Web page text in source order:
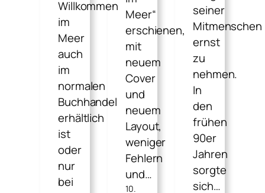
Willkommen
im
Meer
auch
im
normalen
Buchhandel
erhältlich
ist
oder
nur
bei
Meer“
erschienen,
mit
neuem
Cover
und
neuem
Layout,
weniger
Fehlern
und…
10.
seiner
Mitmenschen
ernst
zu
nehmen.
In
den
frühen
90er
Jahren
sorgte
sich…